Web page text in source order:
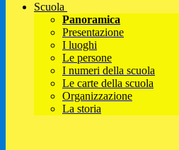
Scuola
Panoramica
Presentazione
I luoghi
Le persone
I numeri della scuola
Le carte della scuola
Organizzazione
La storia